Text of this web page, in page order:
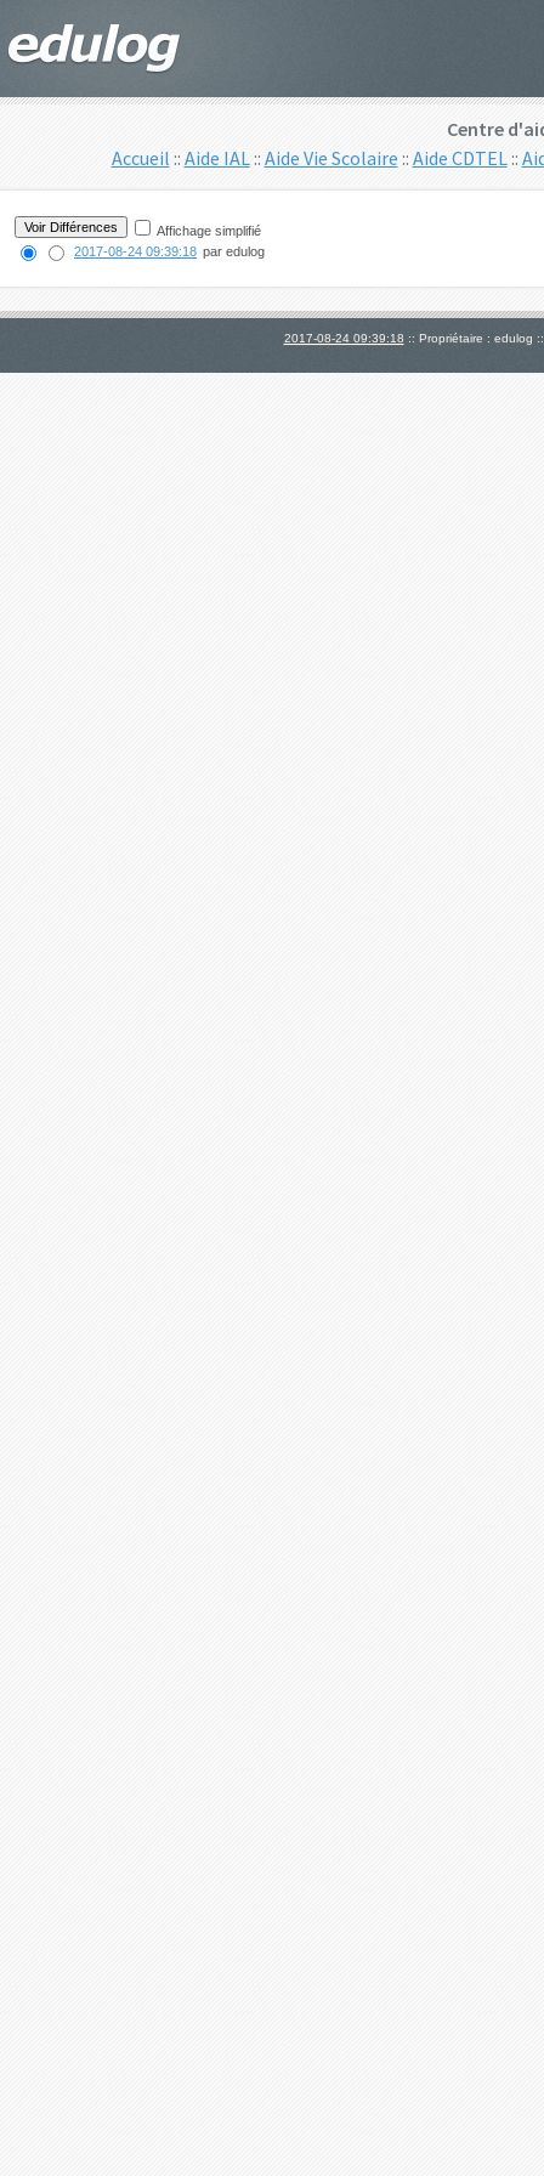
Centre
Accueil :: Aide IAL:: Aide Vie Scolaire :: Aide CDTEL::
Affichage simplifié
2017-08-24 09:39:18 par edulog
2017-08-24 09:39:18 :: Propriétaire : edulog